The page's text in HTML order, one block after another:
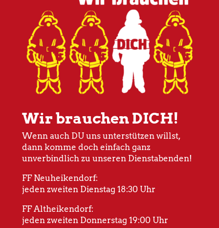
Wir brauchen DICH!
Wenn auch DU uns unterstützen willst,
dann komme doch einfach ganz
unverbindlich zu unseren Dienstabenden!
FF Neuheikendorf:
jeden zweiten Dienstag 18:30 Uhr
FF Altheikendorf:
jeden zweiten Donnerstag 19:00 Uhr